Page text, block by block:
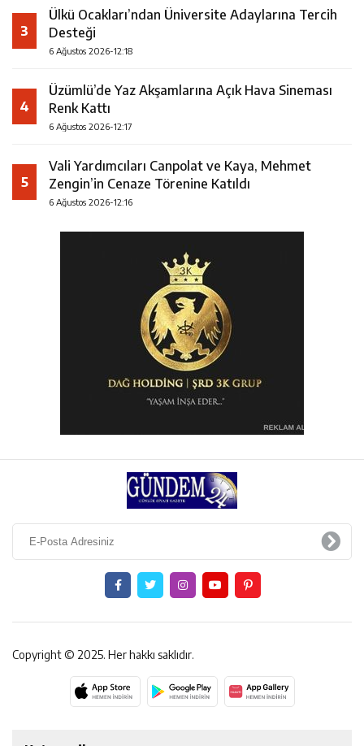
3
Ülkü Ocakları’ndan Üniversite Adaylarına Tercih
Desteği
6 Ağustos 2026-12:18
4
Üzümlü’de Yaz Akşamlarına Açık Hava Sineması
Renk Kattı
6 Ağustos 2026-12:17
5
Vali Yardımcıları Canpolat ve Kaya, Mehmet
Zengin’in Cenaze Törenine Katıldı
6 Ağustos 2026-12:16
Copyright © 2025. Her hakkı saklıdır.